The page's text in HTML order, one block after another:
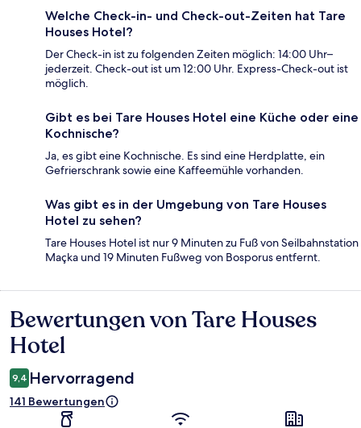
Welche Check-in- und Check-out-Zeiten hat Tare
Houses Hotel?
Der Check-in ist zu folgenden Zeiten möglich: 14:00 Uhr–
jederzeit. Check-out ist um 12:00 Uhr. Express-Check-out ist
möglich.
Gibt es bei Tare Houses Hotel eine Küche oder eine
Kochnische?
Ja, es gibt eine Kochnische. Es sind eine Herdplatte, ein
Gefrierschrank sowie eine Kaffeemühle vorhanden.
Was gibt es in der Umgebung von Tare Houses
Hotel zu sehen?
Tare Houses Hotel ist nur 9 Minuten zu Fuß von Seilbahnstation
Maçka und 19 Minuten Fußweg von Bosporus entfernt.
Bewertungen
Bewertungen von Tare Houses
Hotel
9,4 Hervorragend
141 Bewertungen